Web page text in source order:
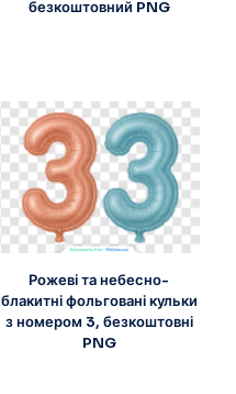
безкоштовний PNG
Рожеві та небесно-
блакитні фольговані кульки
з номером 3, безкоштовні
PNG